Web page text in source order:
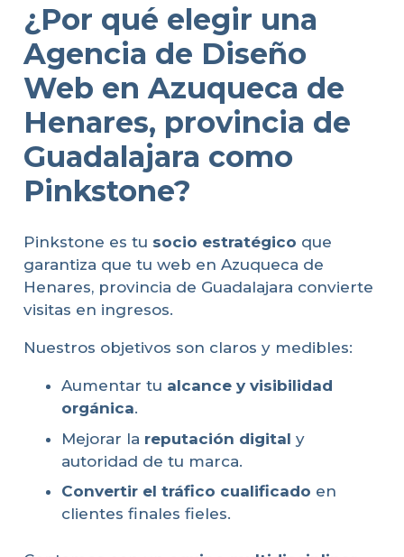
¿Por qué elegir una
Agencia de Diseño
Web en Azuqueca de
Henares, provincia de
Guadalajara como
Pinkstone?
Pinkstone es tu socio estratégico que
garantiza que tu web en Azuqueca de
Henares, provincia de Guadalajara convierte
visitas en ingresos.
Nuestros objetivos son claros y medibles:
Aumentar tu alcance y visibilidad
orgánica.
Mejorar la reputación digital y
autoridad de tu marca.
Convertir el tráfico cualificado en
clientes finales fieles.